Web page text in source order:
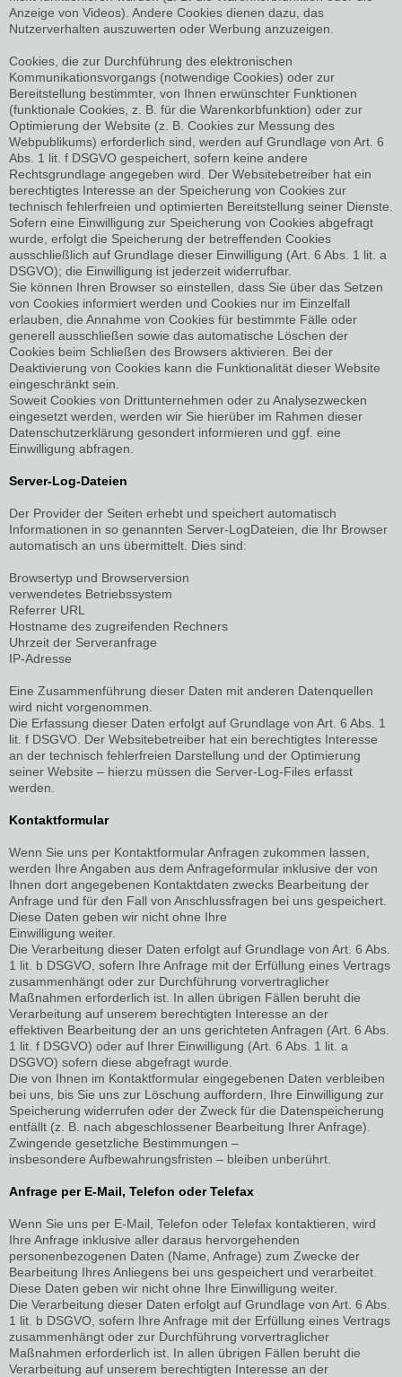
Anzeige von Videos). Andere Cookies dienen dazu, das
Nutzerverhalten auszuwerten oder Werbung anzuzeigen.
Cookies, die zur Durchführung des elektronischen
Kommunikationsvorgangs (notwendige Cookies) oder zur
Bereitstellung bestimmter, von Ihnen erwünschter Funktionen
(funktionale Cookies, z. B. für die Warenkorbfunktion) oder zur
Optimierung der Website (z. B. Cookies zur Messung des
Webpublikums) erforderlich sind, werden auf Grundlage von Art. 6
Abs. 1 lit. f DSGVO gespeichert, sofern keine andere
Rechtsgrundlage angegeben wird. Der Websitebetreiber hat ein
berechtigtes Interesse an der Speicherung von Cookies zur
technisch fehlerfreien und optimierten Bereitstellung seiner Dienste.
Sofern eine Einwilligung zur Speicherung von Cookies abgefragt
wurde, erfolgt die Speicherung der betreffenden Cookies
ausschließlich auf Grundlage dieser Einwilligung (Art. 6 Abs. 1 lit. a
DSGVO); die Einwilligung ist jederzeit widerrufbar.
Sie können Ihren Browser so einstellen, dass Sie über das Setzen
von Cookies informiert werden und Cookies nur im Einzelfall
erlauben, die Annahme von Cookies für bestimmte Fälle oder
generell ausschließen sowie das automatische Löschen der
Cookies beim Schließen des Browsers aktivieren. Bei der
Deaktivierung von Cookies kann die Funktionalität dieser Website
eingeschränkt sein.
Soweit Cookies von Drittunternehmen oder zu Analysezwecken
eingesetzt werden, werden wir Sie hierüber im Rahmen dieser
Datenschutzerklärung gesondert informieren und ggf. eine
Einwilligung abfragen.
Server-Log-Dateien
Der Provider der Seiten erhebt und speichert automatisch
Informationen in so genannten Server-LogDateien, die Ihr Browser
automatisch an uns übermittelt. Dies sind:
Browsertyp und Browserversion
verwendetes Betriebssystem
Referrer URL
Hostname des zugreifenden Rechners
Uhrzeit der Serveranfrage
IP-Adresse
Eine Zusammenführung dieser Daten mit anderen Datenquellen
wird nicht vorgenommen.
Die Erfassung dieser Daten erfolgt auf Grundlage von Art. 6 Abs. 1
lit. f DSGVO. Der Websitebetreiber hat ein berechtigtes Interesse
an der technisch fehlerfreien Darstellung und der Optimierung
seiner Website – hierzu müssen die Server-Log-Files erfasst
werden.
Kontaktformular
Wenn Sie uns per Kontaktformular Anfragen zukommen lassen,
werden Ihre Angaben aus dem Anfrageformular inklusive der von
Ihnen dort angegebenen Kontaktdaten zwecks Bearbeitung der
Anfrage und für den Fall von Anschlussfragen bei uns gespeichert.
Diese Daten geben wir nicht ohne Ihre
Einwilligung weiter.
Die Verarbeitung dieser Daten erfolgt auf Grundlage von Art. 6 Abs.
1 lit. b DSGVO, sofern Ihre Anfrage mit der Erfüllung eines Vertrags
zusammenhängt oder zur Durchführung vorvertraglicher
Maßnahmen erforderlich ist. In allen übrigen Fällen beruht die
Verarbeitung auf unserem berechtigten Interesse an der
effektiven Bearbeitung der an uns gerichteten Anfragen (Art. 6 Abs.
1 lit. f DSGVO) oder auf Ihrer Einwilligung (Art. 6 Abs. 1 lit. a
DSGVO) sofern diese abgefragt wurde.
Die von Ihnen im Kontaktformular eingegebenen Daten verbleiben
bei uns, bis Sie uns zur Löschung auffordern, Ihre Einwilligung zur
Speicherung widerrufen oder der Zweck für die Datenspeicherung
entfällt (z. B. nach abgeschlossener Bearbeitung Ihrer Anfrage).
Zwingende gesetzliche Bestimmungen –
insbesondere Aufbewahrungsfristen – bleiben unberührt.
Anfrage per E-Mail, Telefon oder Telefax
Wenn Sie uns per E-Mail, Telefon oder Telefax kontaktieren, wird
Ihre Anfrage inklusive aller daraus hervorgehenden
personenbezogenen Daten (Name, Anfrage) zum Zwecke der
Bearbeitung Ihres Anliegens bei uns gespeichert und verarbeitet.
Diese Daten geben wir nicht ohne Ihre Einwilligung weiter.
Die Verarbeitung dieser Daten erfolgt auf Grundlage von Art. 6 Abs.
1 lit. b DSGVO, sofern Ihre Anfrage mit der Erfüllung eines Vertrags
zusammenhängt oder zur Durchführung vorvertraglicher
Maßnahmen erforderlich ist. In allen übrigen Fällen beruht die
Verarbeitung auf unserem berechtigten Interesse an der